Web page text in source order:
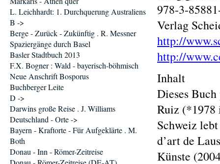
978-3-
Verlag
http://
http://
Inhalt
Dieses
Ruiz (*1978
Schweiz
d’art de
Künste
L. Leichhardt: 1. Durchquerung Australiens
B ->
Berge - Zurück - Zukünftig . R. Messner
Spaziergänge durch Basel
Basler Stadtbuch 2013
F.X. Bogner : Wald - bayerisch-böhmisch
Neue Anschrift Bosporus
Buchberger Leite
D ->
Darwins große Reise . J. Williams
Deutschland - Orte ->
Bayern - Kraftorte - Für Aufgeklärte . M.
Both
Donau - Inn - Römer-Zeitreise